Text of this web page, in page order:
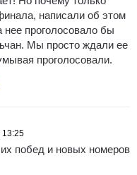
написали об этом
нее проголосовало бы
Мы просто ждали ее
проголосовали.
13:25
побед и новых номеров